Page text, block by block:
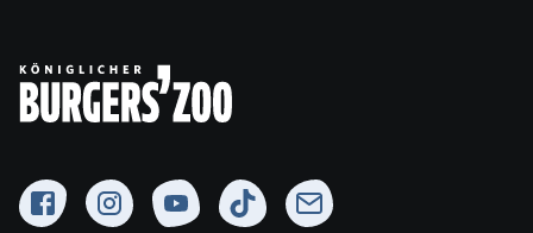
FacebookInstagramYouTubeTikTok Newsletter